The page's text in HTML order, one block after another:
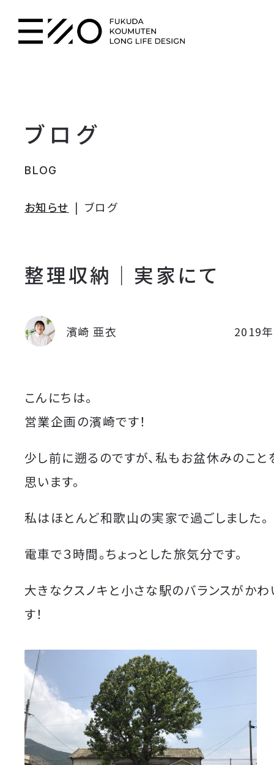
ブログ
BLOG
お知らせ ブログ
整理収納｜実家にて
2019
濱崎 亜衣
こんにちは。
営業企画の濱崎です！
少し前に遡るのですが、私もお盆休みのこと
思います。
私はほとんど和歌山の実家で過ごしました。
電車で３時間。ちょっとした旅気分です。
大きなクスノキと小さな駅のバランスがかわ
す！